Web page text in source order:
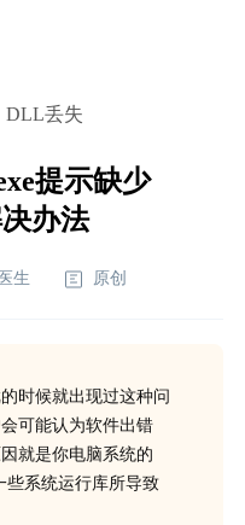
DLL丢失
提示缺少
办法
生 原创
时候就出现过这种问
可能认为软件出错
就是你电脑系统的
些系统运行库所导致